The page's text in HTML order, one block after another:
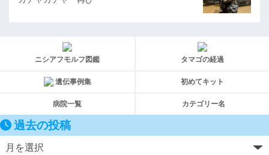
ニシアフモルフ図鑑 タマゴの経過
遺伝事例集 初めてキット
病院一覧 カテゴリー名
過去の投稿